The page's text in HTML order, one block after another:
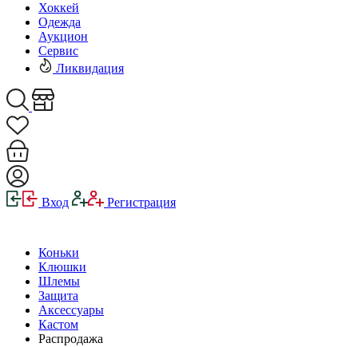
Хоккей
Одежда
Аукцион
Сервис
Ликвидация
Вход Регистрация
Коньки
Клюшки
Шлемы
Защита
Аксессуары
Кастом
Распродажа